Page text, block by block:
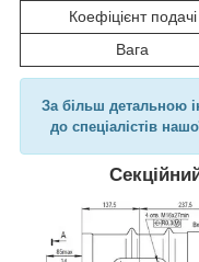
Коефіцієнт подачі
Вага
За більш детальною
до спеціалістів